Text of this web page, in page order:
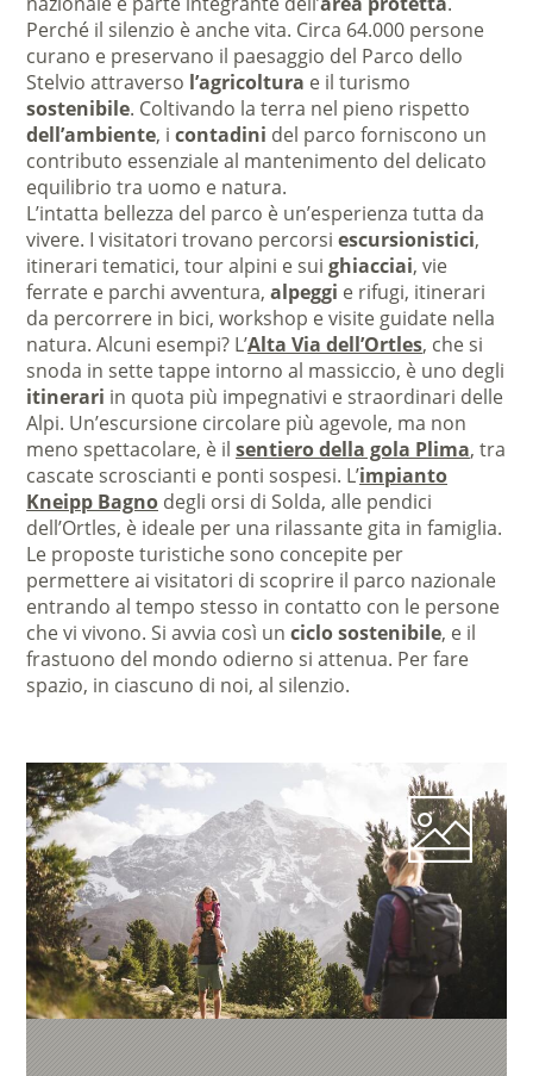
Perché il silenzio è anche vita. Circa 64.000 persone
curano e preservano il paesaggio del Parco dello
Stelvio attraverso l’agricoltura e il turismo
sostenibile. Coltivando la terra nel pieno rispetto
dell’ambiente, icontadini del parco forniscono un
contributo essenziale al mantenimento del delicato
equilibrio tra uomo e natura.
L’intatta bellezza del parco è un’esperienza tutta da
vivere. I visitatori trovano percorsiescursionistici,
itinerari tematici, tour alpini e suighiacciai, vie
ferrate e parchi avventura,alpeggi e rifugi, itinerari
da percorrere in bici, workshop e visite guidate nella
natura. Alcuni esempi? L’Alta Via dell’Ortles, che si
snoda in sette tappe intorno al massiccio, è uno degli
itinerari in quota più impegnativi e straordinari delle
Alpi. Un’escursione circolare più agevole, ma non
meno spettacolare, è ilsentiero della gola Plima, tra
cascate scroscianti e ponti sospesi. L’impianto
Kneipp Bagno degli orsi di Solda, alle pendici
dell’Ortles, è ideale per una rilassante gita in famiglia.
Le proposte turistiche sono concepite per
permettere ai visitatori di scoprire il parco nazionale
entrando al tempo stesso in contatto con le persone
che vi vivono. Si avvia così unciclo sostenibile, e il
frastuono del mondo odierno si attenua. Per fare
spazio, in ciascuno di noi, al silenzio.